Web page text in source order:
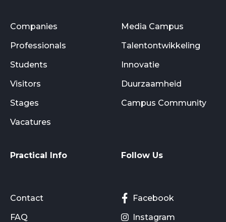
Companies
Professionals
Students
Visitors
Stages
Vacatures
Media Campus
Talentontwikkeling
Innovatie
Duurzaamheid
Campus Community
Practical Info
Contact
FAQ
Follow Us
Facebook
Instagram